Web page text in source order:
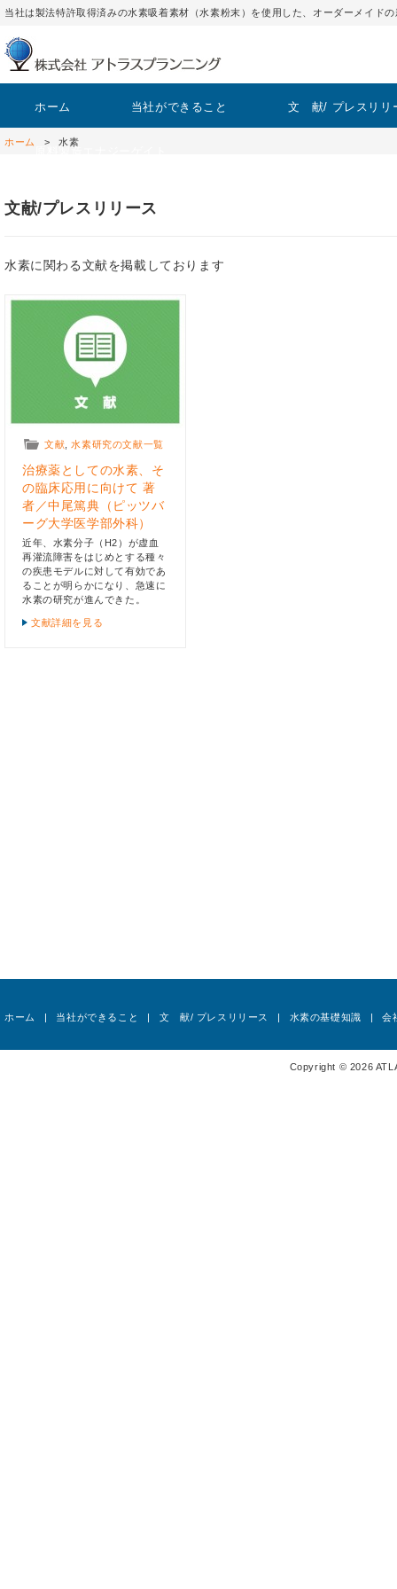
当社は製法特許取得済みの水素吸着素材（水素粉末）を使用した、オーダーメイド
ホーム 当社ができること 文 献/ プレスリリ
原料製造エナジーゲイト
ホーム 水素
文献/プレスリリース
水素に関わる文献を掲載しております
文献 ,水素研究の文献一覧
治療薬としての水素、そ
の臨床応用に向けて 著
者／中尾篤典（ピッツバ
ーグ大学医学部外科）
近年、水素分子（H2）が虚血
再灌流障害をはじめとする種々
の疾患モデルに対して有効であ
ることが明らかになり、急速に
水素の研究が進んできた。
文献詳細を見る
ホーム 当社ができること 文 献/ プレスリリース 水素の基礎知識 会
Copyright © 2026